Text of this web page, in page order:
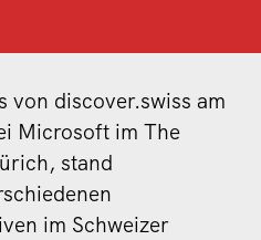
von discover.swiss am
Microsoft im The
stand
im Schweizer